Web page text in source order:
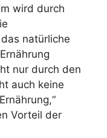
wird durch
natürliche
nur durch den
auch keine
Vorteil der